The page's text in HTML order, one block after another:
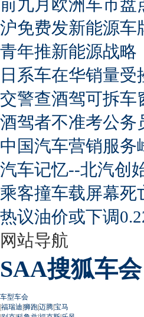
前九月欧洲车市盘
沪免费发新能源车
青年推新能源战略
日系车在华销量受
交警查酒驾可拆车
酒驾者不准考公务
中国汽车营销服务
汽车记忆--北汽创
乘客撞车载屏幕死
热议油价或下调
网站导航
SAA搜狐车会
车型车会
|福瑞迪|狮跑|迈腾|宝马